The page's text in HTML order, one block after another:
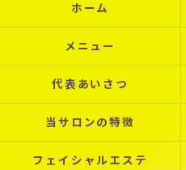
ホーム
メニュー
代表あいさつ
当サロンの特徴
フェイシャルエステ